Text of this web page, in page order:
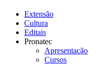
Extensão
Cultura
Editais
Pronatec
Apresentação
Cursos